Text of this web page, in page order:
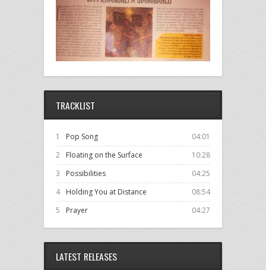
TRACKLIST
1 Pop Song
04:01
2
Floating on the Surface
10:28
3
Possibilities
04:25
4
Holding You at Distance
08:54
5
Prayer 04:27
LATEST RELEASES